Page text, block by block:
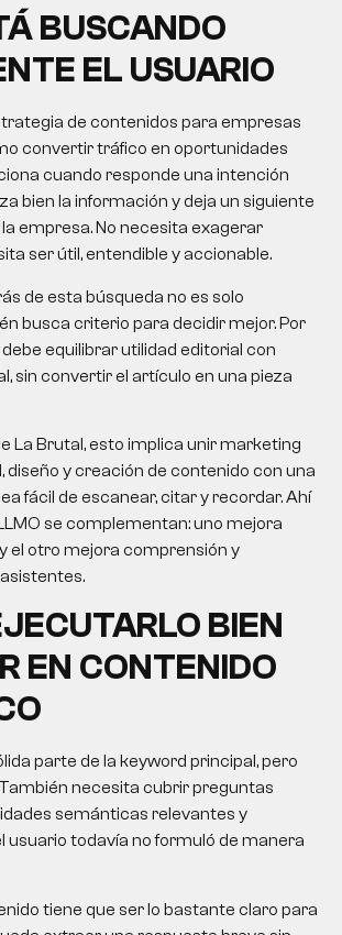
BUSCANDO
EL USUARIO
de contenidos para empresas
convertir tráfico en oportunidades
cuando responde una intención
bien la información y deja un siguiente
empresa. No necesita exagerar
ser útil, entendible y accionable.
de esta búsqueda no es solo
busca criterio para decidir mejor. Por
equilibrar utilidad editorial con
sin convertir el artículo en una pieza
La Brutal, esto implica unir marketing
diseño y creación de contenido con una
fácil de escanear, citar y recordar. Ahí
se complementan: uno mejora
el otro mejora comprensión y
BIEN
EN CONTENIDO
parte de la keyword principal, pero
necesita cubrir preguntas
semánticas relevantes y
usuario todavía no formuló de manera
tiene que ser lo bastante claro para